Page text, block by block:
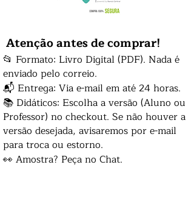
Atenção antes de comprar!
📂 Formato: Livro Digital (PDF). Nada é
enviado pelo correio.
📬 Entrega: Via e-mail em até 24 horas.
📚 Didáticos: Escolha a versão (Aluno ou
Professor) no checkout. Se não houver a
versão desejada, avisaremos por e-mail
para troca ou estorno.
👀 Amostra? Peça no Chat.